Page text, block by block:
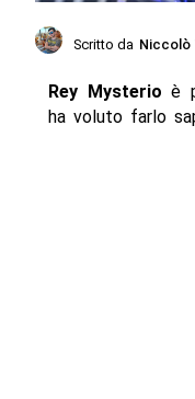
Scritto da Niccolò
Rey Mysterio è
ha voluto farlo